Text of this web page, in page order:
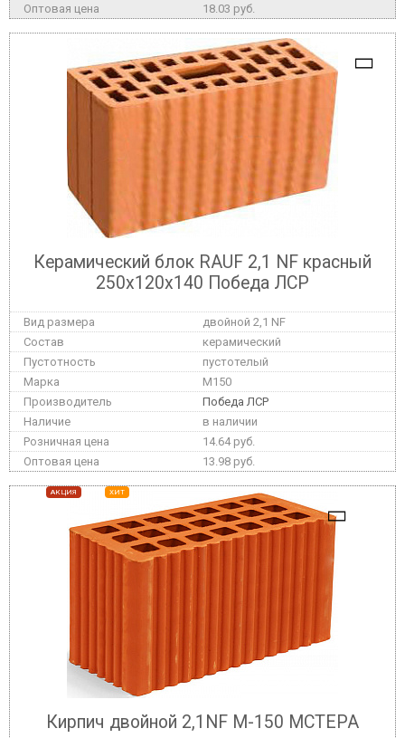
18.03 руб.
Керамический блок RAUF 2,1 NF красный
250x120x140 Победа ЛСР
двойной 2,1 NF
керамический
пустотелый
M150
Победа ЛСР
в наличии
14.64 руб.
13.98 руб.
АКЦИЯ ХИТ
Кирпич двойной 2,1NF М-150 МСТЕРА